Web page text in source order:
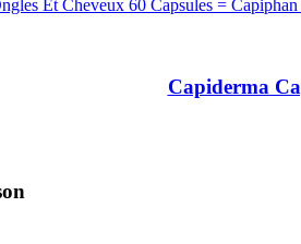
Capiderma